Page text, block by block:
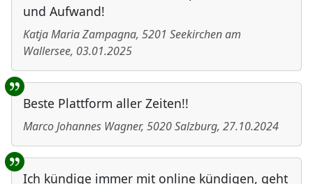
und Aufwand!
Katja Maria Zampagna, 5201 Seekirchen am
Wallersee, 03.01.2025
Beste Plattform aller Zeiten!!
Marco Johannes Wagner, 5020Salzburg, 27.10.2024
Ich kündige immer mit online kündigen, geht